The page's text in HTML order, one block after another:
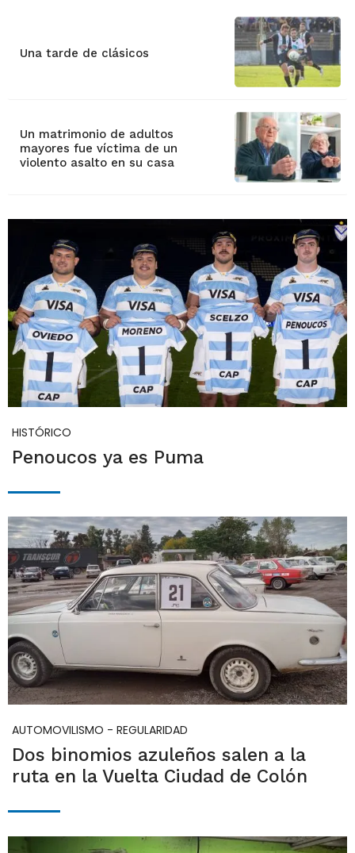
Una tarde de clásicos
Un matrimonio de adultos
mayores fue víctima de un
violento asalto en su casa
HISTÓRICO
Penoucos ya es Puma
AUTOMOVILISMO - REGULARIDAD
Dos binomios azuleños salen a la
ruta en la Vuelta Ciudad de Colón